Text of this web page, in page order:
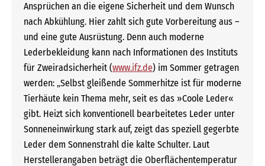
Ansprüchen an die eigene Sicherheit und dem Wunsch
nach Abkühlung. Hier zahlt sich gute Vorbereitung aus –
und eine gute Ausrüstung. Denn auch moderne
Lederbekleidung kann nach Informationen des Instituts
für Zweiradsicherheit (www.ifz.de) im Sommer getragen
werden: „Selbst gleißende Sommerhitze ist für moderne
Tierhäute kein Thema mehr, seit es das »Coole Leder«
gibt. Heizt sich konventionell bearbeitetes Leder unter
Sonneneinwirkung stark auf, zeigt das speziell gegerbte
Leder dem Sonnenstrahl die kalte Schulter. Laut
Herstellerangaben beträgt die Oberflächentemperatur